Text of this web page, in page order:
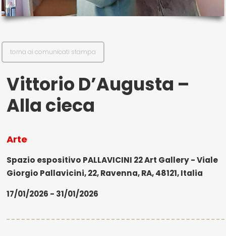
- P.IVA 14105351002
torna ai comunicati stampa
Vittorio D’Augusta –
Alla cieca
Arte
Spazio espositivo PALLAVICINI 22 Art Gallery - Viale
Giorgio Pallavicini, 22, Ravenna, RA, 48121, Italia
17/01/2026 - 31/01/2026